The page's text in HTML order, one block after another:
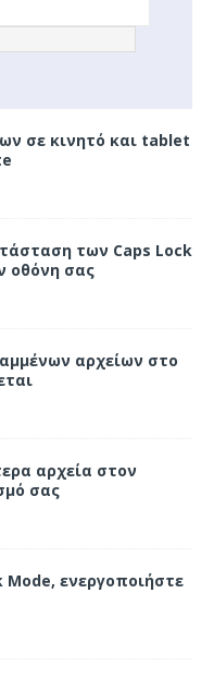
σε κινητό και tablet
των Caps Lock
οθόνη σας
αρχείων στο
αρχεία στον
σας
Mode, ενεργοποιήστε